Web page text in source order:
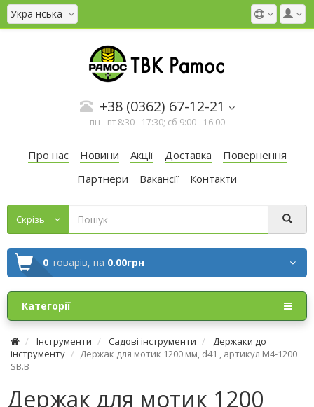
Українська
+38 (0362) 67-12-21
пн - пт 8:30 - 17:30; сб 9:00 - 16:00
Про нас Новини Акції Доставка
Повернення
Партнери
Вакансії Контакти
Cкрізь
0 товарів, на 0.00грн
Категорії
Інструменти Садові інструменти
Держаки до
інструменту
Держак для мотик 1200 мм, d41 , артикул M4-1200
SB.B
Держак для мотик 1200